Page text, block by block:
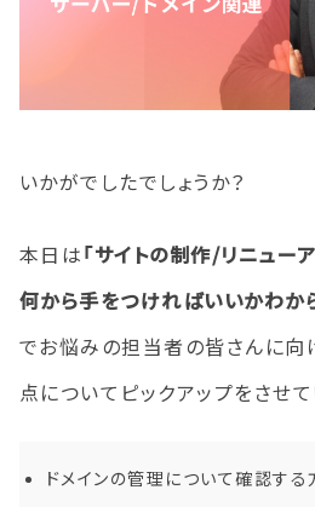
いかがでしたでしょうか？
本日は「サイトの制作/リニュー
何から手をつければいいかわ
でお悩みの担当者の皆さんに
点についてピックアップをさせ
ドメインの管理について確認する